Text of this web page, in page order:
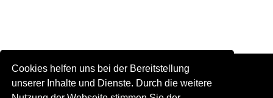
Cookies helfen uns bei der Bereitstellung
unserer Inhalte und Dienste. Durch die weitere